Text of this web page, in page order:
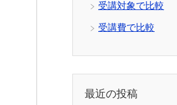
受講対象で比較
受講費で比較
最近の投稿